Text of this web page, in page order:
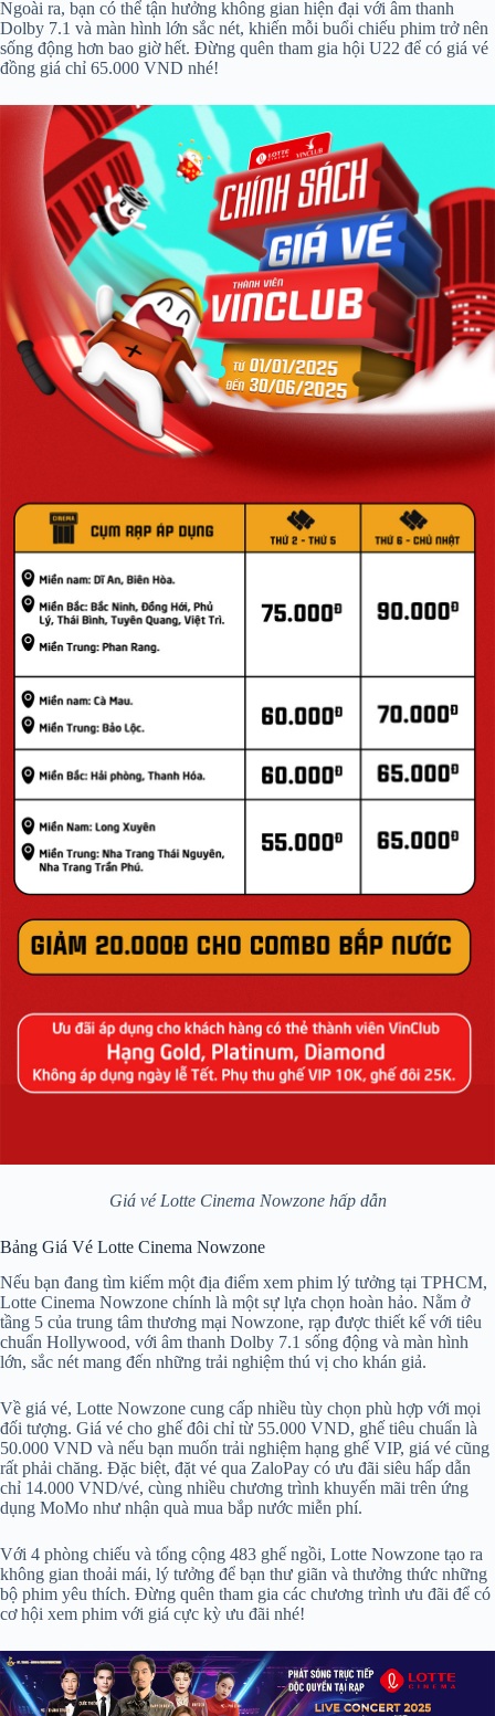
Ngoài ra, bạn có thể tận hưởng không gian hiện đại với âm thanh
Dolby 7.1 và màn hình lớn sắc nét, khiến mỗi buổi chiếu phim trở nên
sống động hơn bao giờ hết. Đừng quên tham gia hội U22 để có giá vé
đồng giá chỉ 65.000 VND nhé!
Giá vé Lotte Cinema Nowzone hấp dẫn
Bảng Giá Vé Lotte Cinema Nowzone
Nếu bạn đang tìm kiếm một địa điểm xem phim lý tưởng tại TPHCM,
Lotte Cinema Nowzone chính là một sự lựa chọn hoàn hảo. Nằm ở
tầng 5 của trung tâm thương mại Nowzone, rạp được thiết kế với tiêu
chuẩn Hollywood, với âm thanh Dolby 7.1 sống động và màn hình
lớn, sắc nét mang đến những trải nghiệm thú vị cho khán giả.
Về giá vé, Lotte Nowzone cung cấp nhiều tùy chọn phù hợp với mọi
đối tượng. Giá vé cho ghế đôi chỉ từ 55.000 VND, ghế tiêu chuẩn là
50.000 VND và nếu bạn muốn trải nghiệm hạng ghế VIP, giá vé cũng
rất phải chăng. Đặc biệt, đặt vé qua ZaloPay có ưu đãi siêu hấp dẫn
chỉ 14.000 VND/vé, cùng nhiều chương trình khuyến mãi trên ứng
dụng MoMo như nhận quà mua bắp nước miễn phí.
Với 4 phòng chiếu và tổng cộng 483 ghế ngồi, Lotte Nowzone tạo ra
không gian thoải mái, lý tưởng để bạn thư giãn và thưởng thức những
bộ phim yêu thích. Đừng quên tham gia các chương trình ưu đãi để có
cơ hội xem phim với giá cực kỳ ưu đãi nhé!